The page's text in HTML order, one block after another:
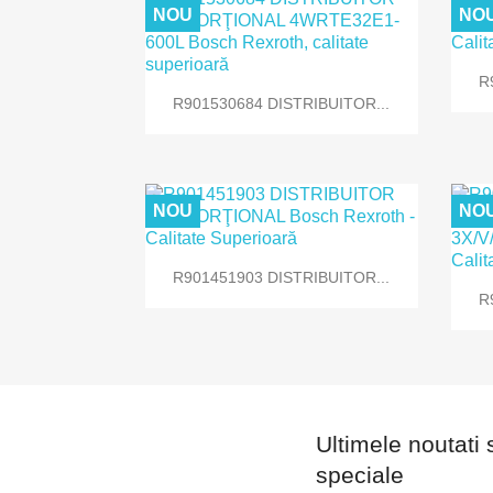
 Vizualizare rapida
R901530684 DISTRIBUITOR...
NOU
 Vizualizare rapida
R901451903 DISTRIBUITOR...
NOU
Ultimele noutati
speciale